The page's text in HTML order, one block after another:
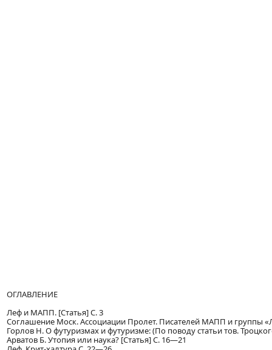
ОГЛАВЛЕНИЕ
Леф и МАПП. [Статья] С. 3
Соглашение Моск. Ассоциации Пролет. Писателей МАПП и группы
Горлов Н. О футуризмах и футуризме: (По поводу статьи тов.
Арватов Б. Утопия или наука? [Статья] С. 16—21